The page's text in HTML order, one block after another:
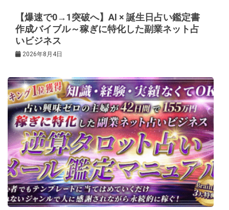
ン【爆速で0→1突破へ】AI × 誕生日占い鑑定書
作成バイブル～稼ぎに特化した副業ネット占
いビジネス
2026年8月4日